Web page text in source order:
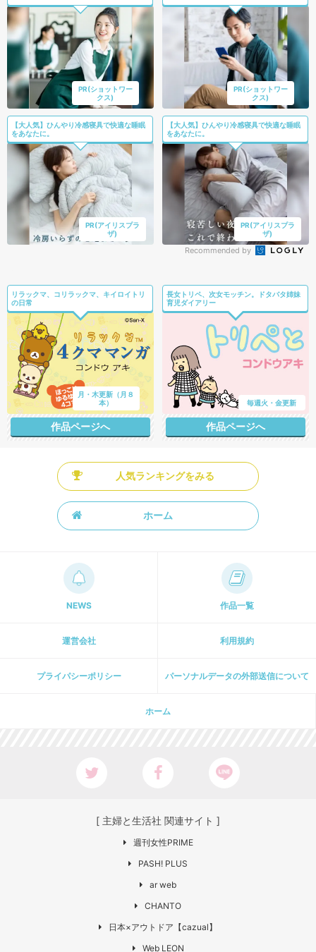
PR(ショットワー
クス)
PR(ショットワー
クス)
【大人気】ひんやり冷感寝具で快適な睡眠
をあなたに。
PR(アイリスプラ
ザ)
【大人気】ひんやり冷感寝具で快適な睡眠
をあなたに。
PR(アイリスプラ
ザ)
Recommended by
リラックマ、コリラックマ、キイロイトリ
の日常
月・木更新（月８
本）
作品ページへ
長女トリペ、次女モッチン。ドタバタ姉妹
育児ダイアリー
毎週火・金更新
作品ページへ
人気ランキングをみる
ホーム
NEWS 作品一覧
運営会社 利用規約
プライパシーポリシー パーソナルデータの外部送信について
ホーム
[ 主婦と生活社 関連サイト ]
週刊女性PRIME
PASH! PLUS
ar web
CHANTO
日本×アウトドア【cazual】
Web LEON